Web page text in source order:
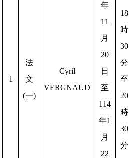
1
法
文
(一)
Cyril
VERGNAUD
年
11
月
20
日
至
114
年1
月
22
18
時
30
分
至
20
時
30
分